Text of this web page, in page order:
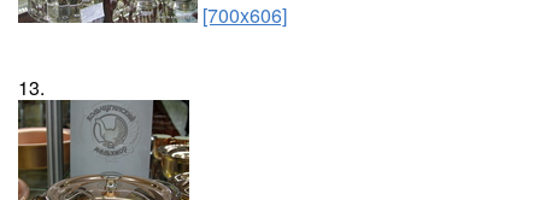
[700x606]
13.